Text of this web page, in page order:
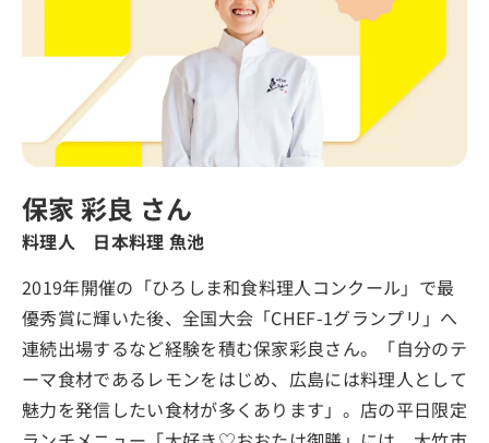
保家 彩良 さん
料理人 日本料理 魚池
2019年開催の「ひろしま和食料理人コンクール」で最
優秀賞に輝いた後、全国大会「CHEF-1グランプリ」へ
連続出場するなど経験を積む保家彩良さん。「自分のテ
ーマ食材であるレモンをはじめ、広島には料理人として
魅力を発信したい食材が多くあります」。店の平日限定